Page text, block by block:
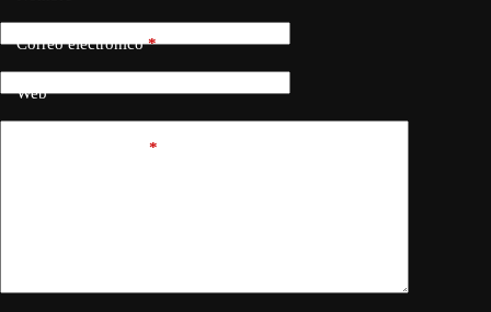
Correo electrónico*
Web
*